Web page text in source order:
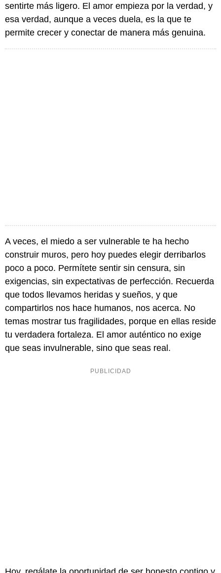
sentirte más ligero. El amor empieza por la verdad, y
esa verdad, aunque a veces duela, es la que te
permite crecer y conectar de manera más genuina.
A veces, el miedo a ser vulnerable te ha hecho
construir muros, pero hoy puedes elegir derribarlos
poco a poco. Permítete sentir sin censura, sin
exigencias, sin expectativas de perfección. Recuerda
que todos llevamos heridas y sueños, y que
compartirlos nos hace humanos, nos acerca. No
temas mostrar tus fragilidades, porque en ellas reside
tu verdadera fortaleza. El amor auténtico no exige
que seas invulnerable, sino que seas real.